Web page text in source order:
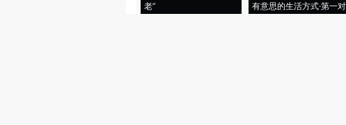
老”
有意思的生活方式·第一对